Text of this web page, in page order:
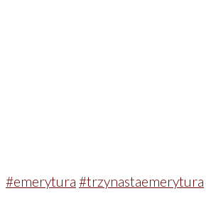
#emerytura #trzynastaemerytura